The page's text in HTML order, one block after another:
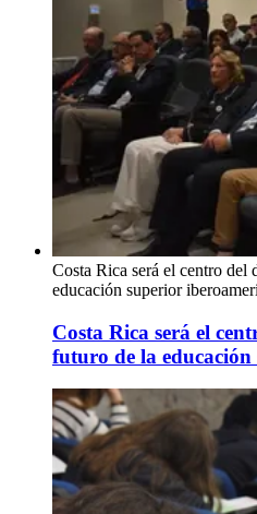
Costa Rica será el centro del
educación superior
Costa Rica será el
futuro de la